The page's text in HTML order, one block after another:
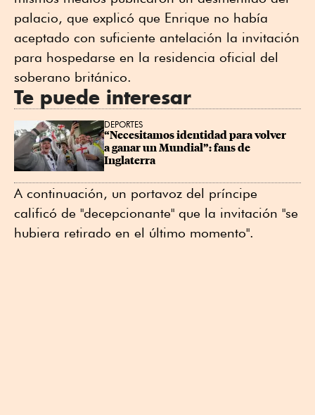
palacio, que explicó que Enrique no había
aceptado con suficiente antelación la invitación
para hospedarse en la residencia oficial del
soberano británico.
Te puede interesar
DEPORTES
“Necesitamos identidad para volver
a ganar un Mundial”: fans de
Inglaterra
A continuación, un portavoz del príncipe
calificó de "decepcionante" que la invitación "se
hubiera retirado en el último momento".